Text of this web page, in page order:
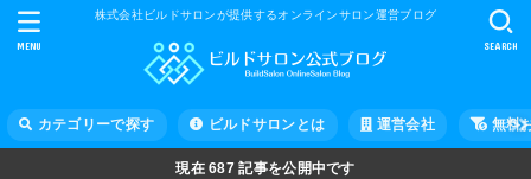
株式会社ビルドサロンが提供するオンラインサロン運営ブログ
カテゴリーで探す ビルドサロンとは 運営会社 無料
SEARCH
MENU
現在687 記事を公開中です